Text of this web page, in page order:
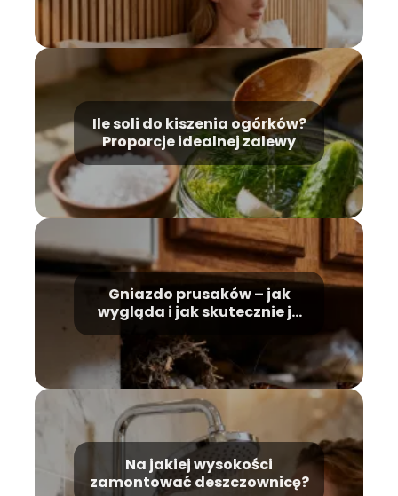
Ile soli do kiszenia ogórków?
Proporcje idealnej zalewy
Gniazdo prusaków – jak
wygląda i jak skutecznie je
Na jakiej wysokości
zamontować deszczownicę?